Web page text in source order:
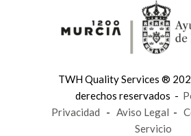
TWH Quality Services ®
derechos reservados -
Privacidad - Aviso Legal -
Servicio